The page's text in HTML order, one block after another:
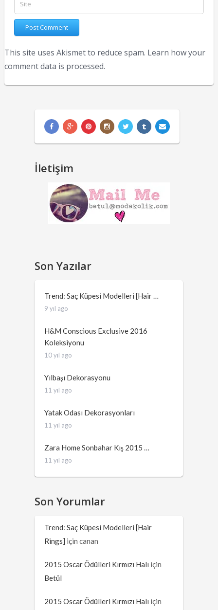
This site uses Akismet to reduce spam. Learn how your
comment data is processed.
İletişim
Son Yazılar
Trend: Saç Küpesi Modelleri [Hair …
9 yıl ago
H&M Conscious Exclusive 2016
Koleksiyonu
10 yıl ago
Yılbaşı Dekorasyonu
11 yıl ago
Yatak Odası Dekorasyonları
11 yıl ago
Zara Home Sonbahar Kış 2015 …
11 yıl ago
Son Yorumlar
Trend: Saç Küpesi Modelleri [Hair
Rings] içincanan
2015 Oscar Ödülleri Kırmızı Halı için
Betül
2015 Oscar Ödülleri Kırmızı Halı için